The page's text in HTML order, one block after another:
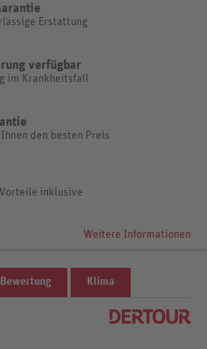
Erstattung
verfügbar
im Krankheitsfall
den besten Preis
inklusive
Weitere Informationen
Bewertung Klima